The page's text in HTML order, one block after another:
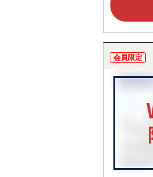
会員限定